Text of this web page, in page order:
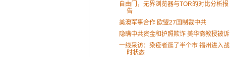
自由门，无界浏览器与TOR的对比分析报
告
美澳军事合作 欧盟27国制裁中共
隐瞒中共资金和护照欺诈 美华裔教授被诉
一线采访：染疫者逛了半个市 福州进入战
时状态